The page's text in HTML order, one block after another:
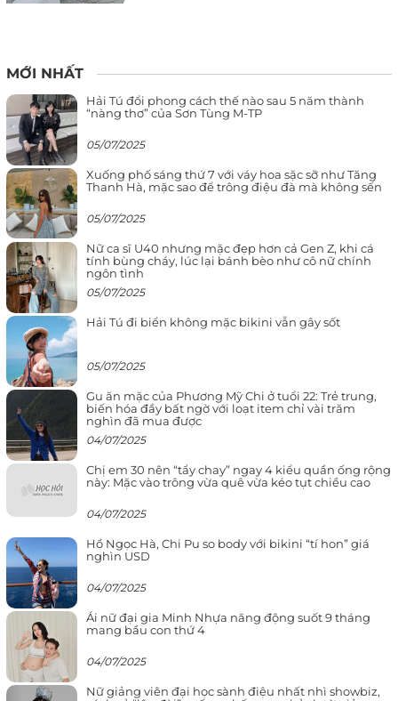
MỚI NHẤT
Hải Tú đổi phong cách thế nào sau 5 năm thành
“nàng thơ” của Sơn Tùng M-TP
05/07/2025
Xuống phố sáng thứ 7 với váy hoa sặc sỡ như Tăng
Thanh Hà, mặc sao để trông điệu đà mà không sến
05/07/2025
Nữ ca sĩ U40 nhưng mặc đẹp hơn cả Gen Z, khi cá
tính bùng cháy, lúc lại bánh bèo như cô nữ chính
ngôn tình
05/07/2025
Hải Tú đi biển không mặc bikini vẫn gây sốt
05/07/2025
Gu ăn mặc của Phương Mỹ Chi ở tuổi 22: Trẻ trung,
biến hóa đầy bất ngờ với loạt item chỉ vài trăm
nghìn đã mua được
04/07/2025
Chị em 30 nên “tẩy chay” ngay 4 kiểu quần ống rộng
này: Mặc vào trông vừa quê vừa kéo tụt chiều cao
04/07/2025
Hồ Ngọc Hà, Chi Pu so body với bikini “tí hon” giá
nghìn USD
04/07/2025
Ái nữ đại gia Minh Nhựa năng động suốt 9 tháng
mang bầu con thứ 4
04/07/2025
Nữ giảng viên đại học sành điệu nhất nhì showbiz,